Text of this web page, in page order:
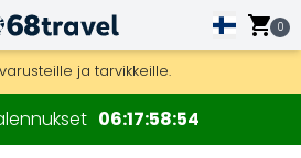
0
Express -lähetyksenä (toimitus 24
90 päivää puukarttoihin ja koristeisiin.
ja tarvikkeille.
06175854